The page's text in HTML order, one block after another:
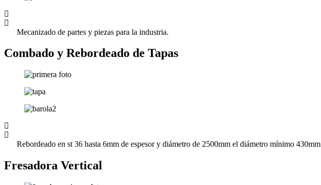
Mecanizado de partes y piezas para la industria.
Combado y Rebordeado de Tapas
Rebordeado en st 36 hasta 6mm de espesor y diámetro de 2500mm el diámetro mínimo 430mm
Fresadora Vertical